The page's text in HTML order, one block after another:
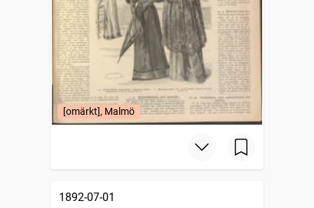
[omärkt], Malmö
1892-07-01